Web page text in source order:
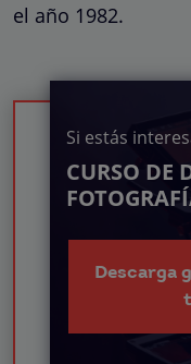
el año 1982.
Si estás
CURSO DE
Descarga